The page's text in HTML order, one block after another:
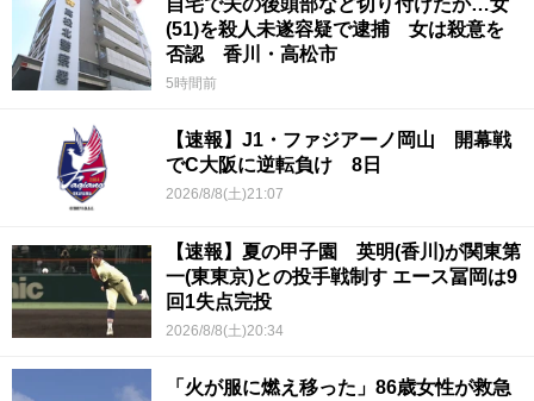
(51)を殺人未遂容疑で逮捕 女は殺意を
否認 香川・高松市
5時間前
【速報】J1・ファジアーノ岡山 開幕戦
でC大阪に逆転負け 8日
2026/8/8(土)21:07
【速報】夏の甲子園 英明(香川)が関東第
一(東東京)との投手戦制す エース冨岡は9
回1失点完投
2026/8/8(土)20:34
「火が服に燃え移った」86歳女性が救急